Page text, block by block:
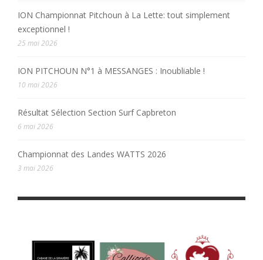
ION Championnat Pitchoun à La Lette: tout simplement
exceptionnel !
25 mai 2026
ION PITCHOUN N°1 à MESSANGES : Inoubliable !
10 mai 2026
Résultat Sélection Section Surf Capbreton
6 mai 2026
Championnat des Landes WATTS 2026
3 mai 2026